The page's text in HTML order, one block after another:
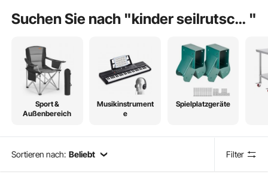
Suchen Sie nach " kinder seilrutsche "
Sport &
Außenbereich
Musikinstrument
e
Spielplatzgeräte
Sortieren nach: Beliebt Filter